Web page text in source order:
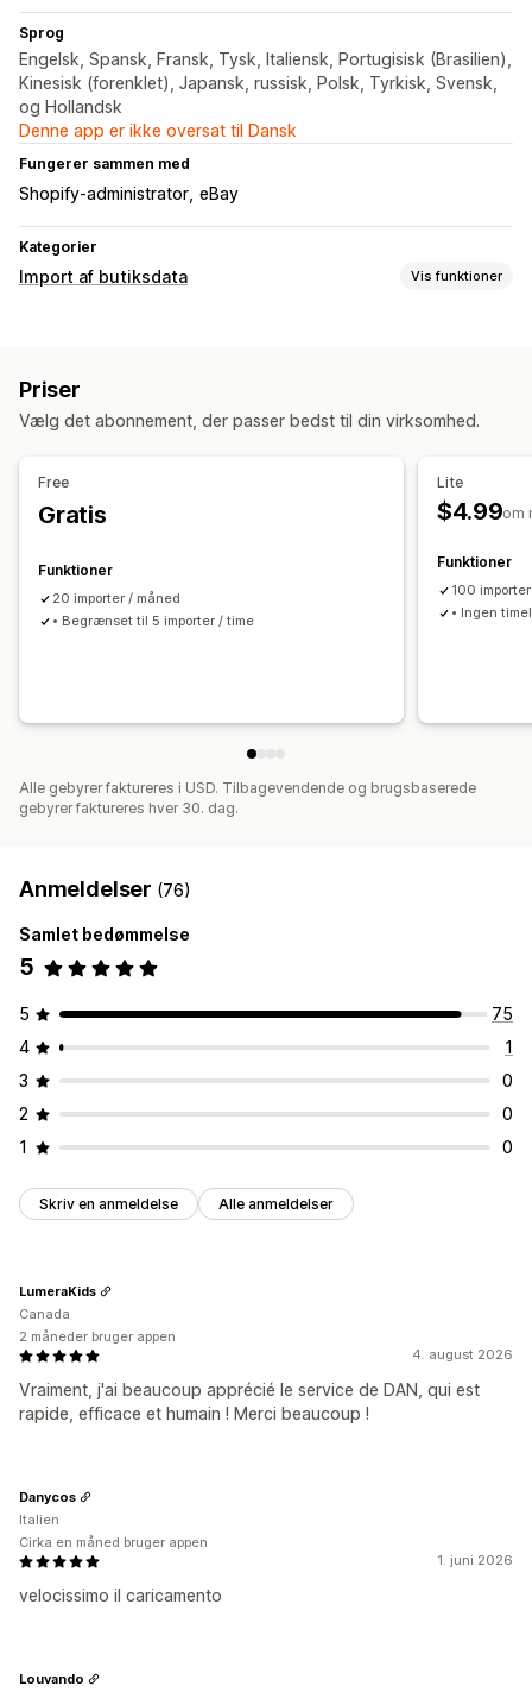
Sprog
Engelsk, Spansk, Fransk, Tysk, Italiensk, Portugisisk (Brasilien),
Kinesisk (forenklet), Japansk, russisk, Polsk, Tyrkisk, Svensk,
og Hollandsk
Denne app er ikke oversat til Dansk
Fungerer sammen med
Shopify-administrator eBay
Kategorier
Import af butiksdata Vis funktioner
Priser
Vælg det abonnement, der passer bedst til din virksomhed.
Free
Gratis
Funktioner
20 importer / måned
• Begrænset til 5 importer / time
Lite
$4.99om
Funktioner
100
• Ingen
Alle gebyrer faktureres i USD. Tilbagevendende og brugsbaserede
gebyrer faktureres hver 30. dag.
Anmeldelser (76)
Samlet bedømmelse
5
5
75
4
1
3
0
2
0
1
0
Skriv en anmeldelse Alle anmeldelser
4. august 2026
Vraiment, j'ai beaucoup apprécié le service de DAN, qui est
rapide, efficace et humain ! Merci beaucoup !
LumeraKids
Canada
2 måneder bruger appen
1. juni 2026
velocissimo il caricamento
Danycos
Italien
Cirka en måned bruger appen
Louvando